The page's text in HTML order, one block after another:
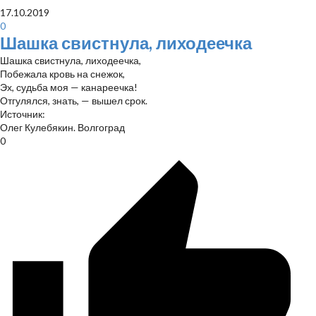
17.10.2019
0
Шашка свистнула, лиходеечка
Шашка свистнула, лиходеечка,
Побежала кровь на снежок,
Эх, судьба моя — канареечка!
Отгулялся, знать, — вышел срок.
Источник:
Олег Кулебякин. Волгоград
0